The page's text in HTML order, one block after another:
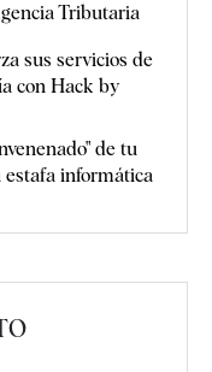
Tributaria
sus servicios de
con Hack by
de tu
estafa informática